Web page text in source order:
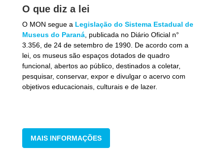
O que diz a lei
O MON segue a Legislação do Sistema Estadual de
Museus do Paraná , publicada no Diário Oficial n°
3.356, de 24 de setembro de 1990. De acordo com a
lei, os museus são espaços dotados de quadro
funcional, abertos ao público, destinados a coletar,
pesquisar, conservar, expor e divulgar o acervo com
objetivos educacionais, culturais e de lazer.
MAIS INFORMAÇÕES